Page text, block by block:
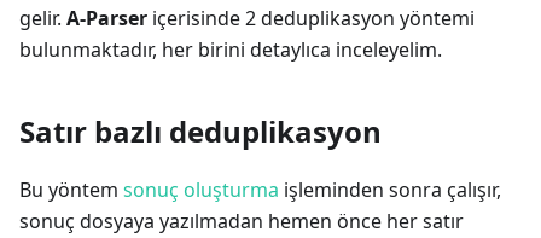
gelir. A-Parser içerisinde 2 deduplikasyon yöntemi
bulunmaktadır, her birini detaylıca inceleyelim.
Satır bazlı deduplikasyon
Bu yöntem sonuç oluşturma işleminden sonra çalışır,
sonuç dosyaya yazılmadan hemen önce her satır